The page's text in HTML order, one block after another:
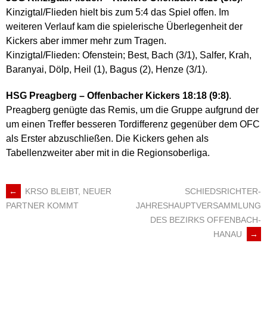
Kinzigtal/Flieden hielt bis zum 5:4 das Spiel offen. Im
weiteren Verlauf kam die spielerische Überlegenheit der
Kickers aber immer mehr zum Tragen.
Kinzigtal/Flieden: Ofenstein; Best, Bach (3/1), Salfer, Krah,
Baranyai, Dölp, Heil (1), Bagus (2), Henze (3/1).
HSG Preagberg – Offenbacher Kickers 18:18 (9:8).
Preagberg genügte das Remis, um die Gruppe aufgrund der
um einen Treffer besseren Tordifferenz gegenüber dem OFC
als Erster abzuschließen. Die Kickers gehen als
Tabellenzweiter aber mit in die Regionsoberliga.
ARTIKEL-
←
KRSO BLEIBT, NEUER
PARTNER KOMMT
SCHIEDSRICHTER-
JAHRESHAUPTVERSAMMLUNG
DES BEZIRKS OFFENBACH-
HANAU
→